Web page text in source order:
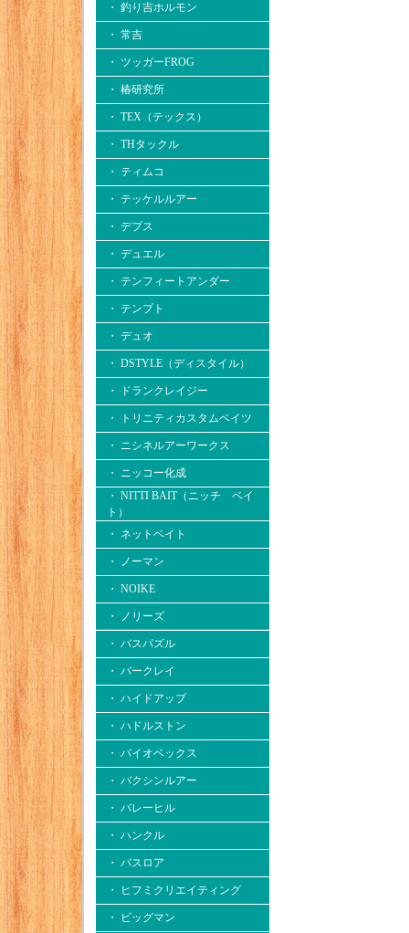
・ 釣り吉ホルモン
・ 常吉
・ ツッガーFROG
・ 椿研究所
・ TEX（テックス）
・ THタックル
・ ティムコ
・ テッケルルアー
・ デプス
・ デュエル
・ テンフィートアンダー
・ テンプト
・ デュオ
・ DSTYLE（ディスタイル）
・ ドランクレイジー
・ トリニティカスタムベイツ
・ ニシネルアーワークス
・ ニッコー化成
・ NITTI BAIT（ニッチ ベイ
ト）
・ ネットベイト
・ ノーマン
・ NOIKE
・ ノリーズ
・ バスパズル
・ バークレイ
・ ハイドアップ
・ ハドルストン
・ バイオベックス
・ バクシンルアー
・ バレーヒル
・ ハンクル
・ バスロア
・ ヒフミクリエイティング
・ ビッグマン